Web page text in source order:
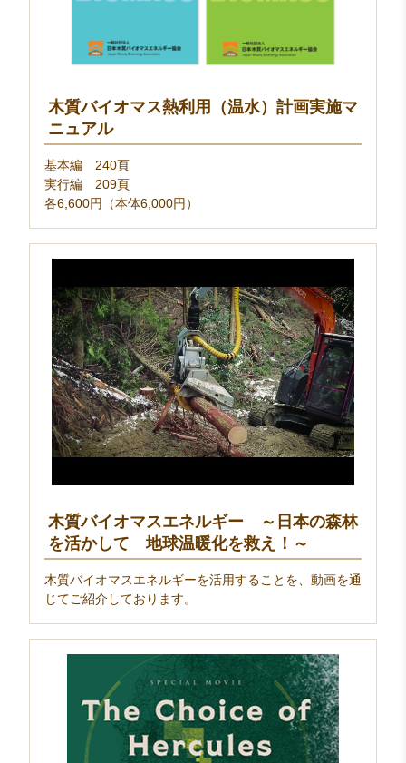
木質バイオマス熱利用（温水）計画実施マ
ニュアル
基本編 240頁
実行編 209頁
各6,600円（本体6,000円）
木質バイオマスエネルギー ～日本の森林
を活かして 地球温暖化を救え！～
木質バイオマスエネルギーを活用することを、動画を通
じてご紹介しております。